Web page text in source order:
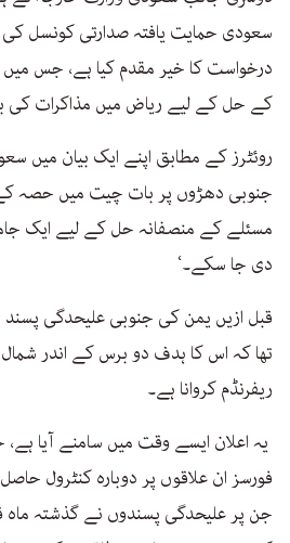
سعودی حمایت یافتہ صدارتی کونسل
درخواست کا خیر مقدم کیا ہے، جس
کے حل کے لیے ریاض میں مذاکرات کی
روئٹرز کے مطابق اپنے ایک بیان میں
جنوبی دھڑوں پر بات چیت میں حصہ کے
مسئلے کے منصفانہ حل کے لیے ایک
دی جا سکے۔‘
قبل ازیں یمن کی جنوبی علیحدگی
تھا کہ اس کا ہدف دو برس کے اندر
ریفرنڈم کروانا ہے۔
یہ اعلان ایسے وقت میں سامنے آیا
فورسز ان علاقوں پر دوبارہ کنٹرول
جن پر علیحدگی پسندوں نے گذشتہ ماہ